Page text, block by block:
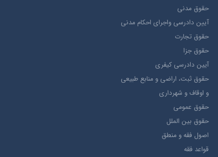
حقوق مدني
آيين دادرسي ​واجراي ​احکام ​مدني
حقوق تجارت
حقوق جزا
آيین دادرسی کیفری
حقوق ثبت، اراضي و منابع طبيعي
و اوقاف و شهرداری
حقوق عمومی
حقوق بين الملل
اصول فقه و منطق
قواعد فقه